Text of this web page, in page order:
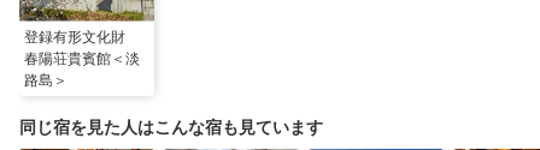
登録有形文化財
春陽荘貴賓館＜淡
路島＞
同じ宿を見た人はこんな宿も見ています